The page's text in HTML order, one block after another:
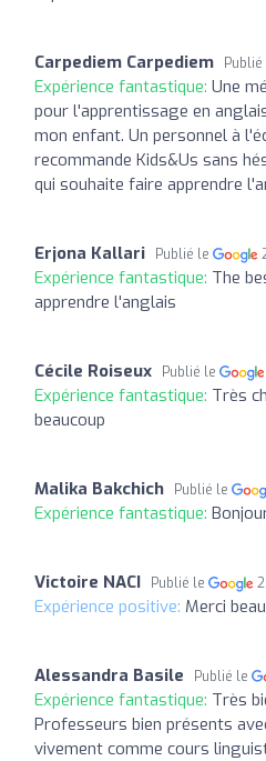
Carpediem Carpediem Publié
Expérience fantastique: Une
pour l'apprentissage en
mon enfant. Un personnel à
recommande Kids&Us sans
qui souhaite faire apprendre
Erjona Kallari Publié le
Expérience fantastique: The
apprendre l'anglais
Cécile Roiseux Publié le
Expérience fantastique: Très
beaucoup
Malika Bakchich Publié le
Expérience fantastique:
Victoire NACI Publié le
Expérience positive: Merci
Alessandra Basile Publié le
Expérience fantastique: Très
Professeurs bien présents
vivement comme cours